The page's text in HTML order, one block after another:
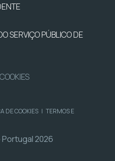
SERVIÇO PÚBLICO DE
DE COOKIES | TERMOS E
Portugal 2026